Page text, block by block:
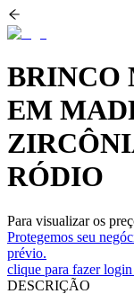
BRINCO
EM
RÓDIO
Para visualizar os
Protegemos seu
prévio.
clique para fazer
DESCRIÇÃO